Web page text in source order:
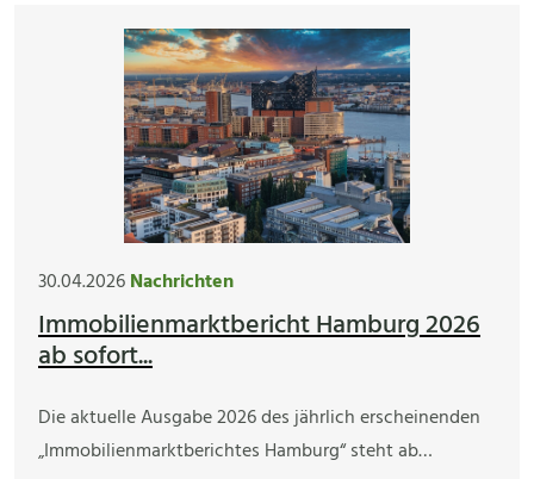
30.04.2026Nachrichten
Immobilienmarktbericht Hamburg 2026
ab sofort...
Die aktuelle Ausgabe 2026 des jährlich erscheinenden
„Immobilienmarktberichtes Hamburg“ steht ab…